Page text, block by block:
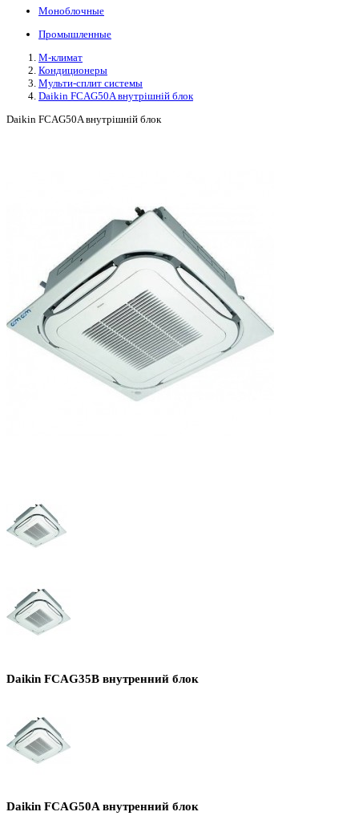
Моноблочные
Промышленные
М-климат
Кондиционеры
Мульти-сплит системы
Daikin FCAG50A внутрішній блок
Daikin FCAG50A внутрішній блок
Daikin FCAG35B внутренний блок
Daikin FCAG50A внутренний блок